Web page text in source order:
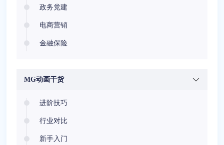
政务党建
电商营销
金融保险
安全教育
MG动画干货
进阶技巧
行业对比
新手入门